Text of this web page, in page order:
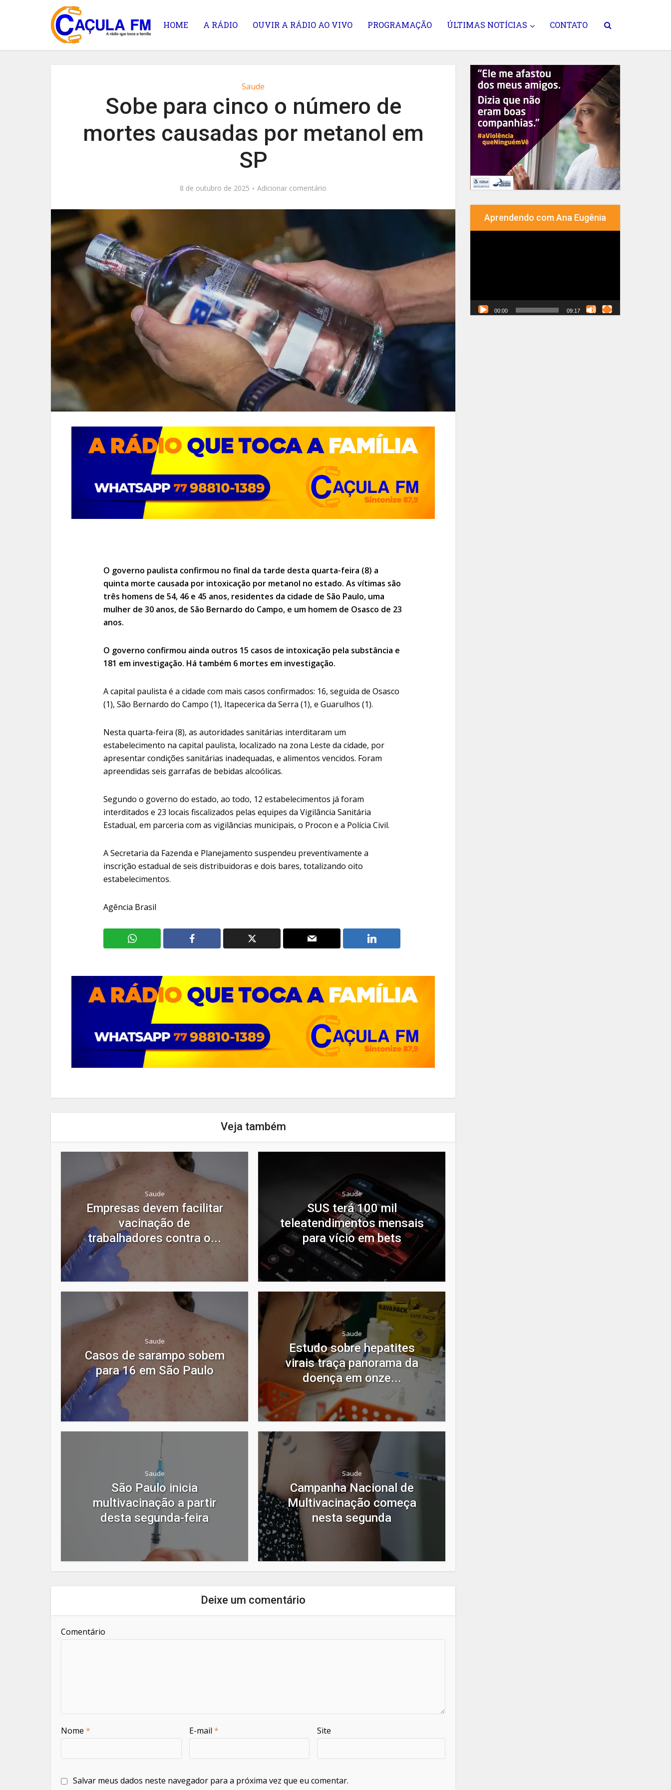
HOME A RÁDIO OUVIR A RÁDIO AO VIVO PROGRAMAÇÃO ÚLTIMAS NOTÍCIAS CONTATO
Saude
Sobe para cinco o número de
mortes causadas por metanol em
SP
8 de outubro de 2025 Adicionar comentário
O governo paulista confirmou no final da tarde desta quarta-feira (8) a
quinta morte causada por intoxicação por metanol no estado. As vítimas são
três homens de 54, 46 e 45 anos, residentes da cidade de São Paulo, uma
mulher de 30 anos, de São Bernardo do Campo, e um homem de Osasco de 23
anos.
O governo confirmou ainda outros 15 casos de intoxicação pela substância e
181 em investigação. Há também 6 mortes em investigação.
A capital paulista é a cidade com mais casos confirmados: 16, seguida de Osasco
(1), São Bernardo do Campo (1), Itapecerica da Serra (1), e Guarulhos (1).
Nesta quarta-feira (8), as autoridades sanitárias interditaram um
estabelecimento na capital paulista, localizado na zona Leste da cidade, por
apresentar condições sanitárias inadequadas, e alimentos vencidos. Foram
apreendidas seis garrafas de bebidas alcoólicas.
Segundo o governo do estado, ao todo, 12 estabelecimentos já foram
interditados e 23 locais fiscalizados pelas equipes da Vigilância Sanitária
Estadual, em parceria com as vigilâncias municipais, o Procon e a Polícia Civil.
A Secretaria da Fazenda e Planejamento suspendeu preventivamente a
inscrição estadual de seis distribuidoras e dois bares, totalizando oito
estabelecimentos.
Agência Brasil
Veja também
Saude
Empresas devem facilitar
vacinação de
trabalhadores contra o...
Saude
SUS terá 100 mil
teleatendimentos mensais
para vício em bets
Saude
Casos de sarampo sobem
para 16 em São Paulo
Saude
Estudo sobre hepatites
virais traça panorama da
doença em onze...
Saude
São Paulo inicia
multivacinação a partir
desta segunda-feira
Saude
Campanha Nacional de
Multivacinação começa
nesta segunda
Deixe um comentário
Comentário
Nome * E-mail * Site
Salvar meus dados neste navegador para a próxima vez que eu comentar.
Aprendendo com Ana Eugênia
00:00 09:17